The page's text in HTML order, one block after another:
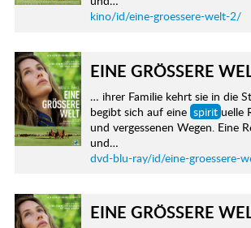
kino/id/eine-groessere-welt-2/
EINE GRÖSSERE
… ihrer Familie kehrt sie in die
begibt sich auf eine spirit uelle
und vergessenen Wegen. Eine
und…
dvd-blu-ray/id/eine-groessere-
EINE GRÖSSERE